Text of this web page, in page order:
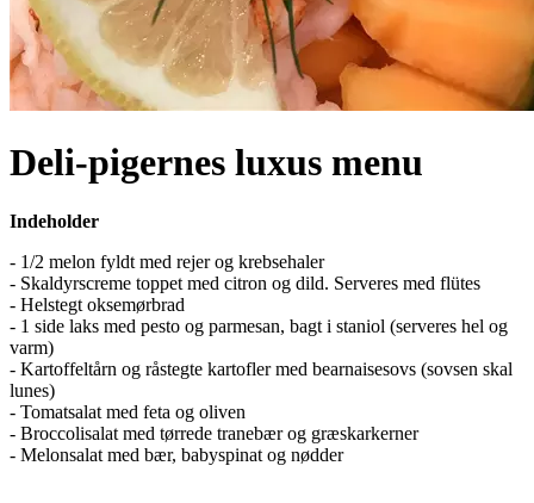
Deli-pigernes luxus menu
Indeholder
- 1/2 melon fyldt med rejer og krebsehaler
- Skaldyrscreme toppet med citron og dild. Serveres med flütes
- Helstegt oksemørbrad
- 1 side laks med pesto og parmesan, bagt i staniol (serveres hel og
varm)
- Kartoffeltårn og råstegte kartofler med bearnaisesovs (sovsen skal
lunes)
- Tomatsalat med feta og oliven
- Broccolisalat med tørrede tranebær og græskarkerner
- Melonsalat med bær, babyspinat og nødder